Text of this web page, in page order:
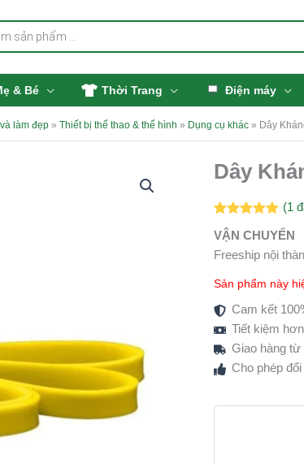
& Bé Thời Trang Điện máy
làm đẹp » Thiết bị thể thao & thể hình » Dụng cụ khác » Dây
Dây
5.00
dựa trên
đánh giá
(1
VẬN CHUYỂN
Freeship nội
Sản phẩm này
Cam kết
Tiết kiệm
Giao hàng từ
Cho phép